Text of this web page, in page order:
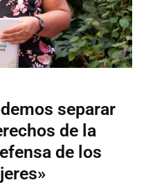
separar
de la
de los